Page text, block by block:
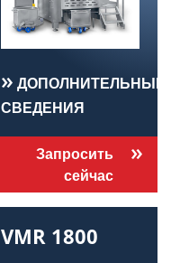
ДОПОЛНИТЕЛЬНЫЕ
СВЕДЕНИЯ
Запросить
сейчас
VMR 1800